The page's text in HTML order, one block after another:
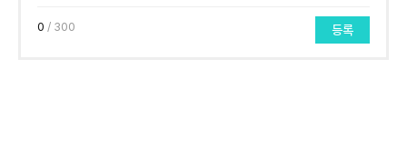
0 / 300 등록